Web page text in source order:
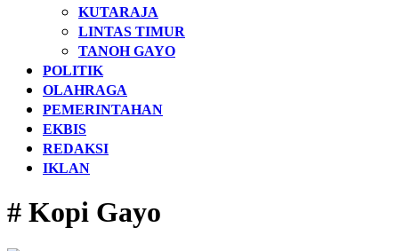
KUTARAJA
LINTAS TIMUR
TANOH GAYO
POLITIK
OLAHRAGA
PEMERINTAHAN
EKBIS
REDAKSI
IKLAN
# Kopi Gayo